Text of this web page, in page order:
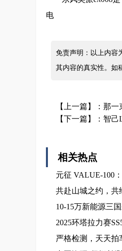
电
免责声明：以上内容
其内容的真实性。如
【上一篇】： 那一
【下一篇】： 智己
相关热点
元征 VALUE-100
共赴山城之约，共
10-15万新能源三
2025环塔拉力赛
严格检测，天天拍